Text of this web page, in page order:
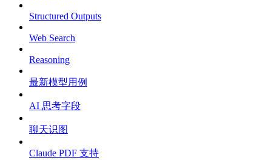
Structured Outputs
Web Search
Reasoning
最新模型用例
AI 思考字段
聊天识图
Claude PDF 支持